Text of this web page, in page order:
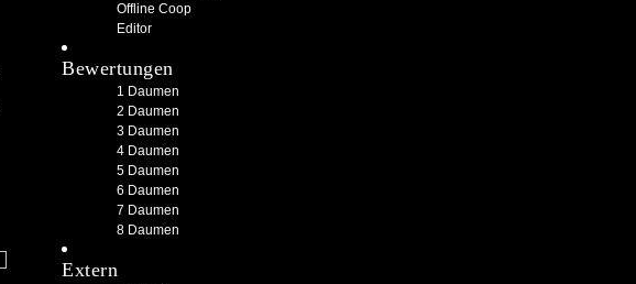
Offline Coop
Editor
Bewertungen
1 Daumen
2 Daumen
3 Daumen
4 Daumen
5 Daumen
6 Daumen
7 Daumen
8 Daumen
Extern